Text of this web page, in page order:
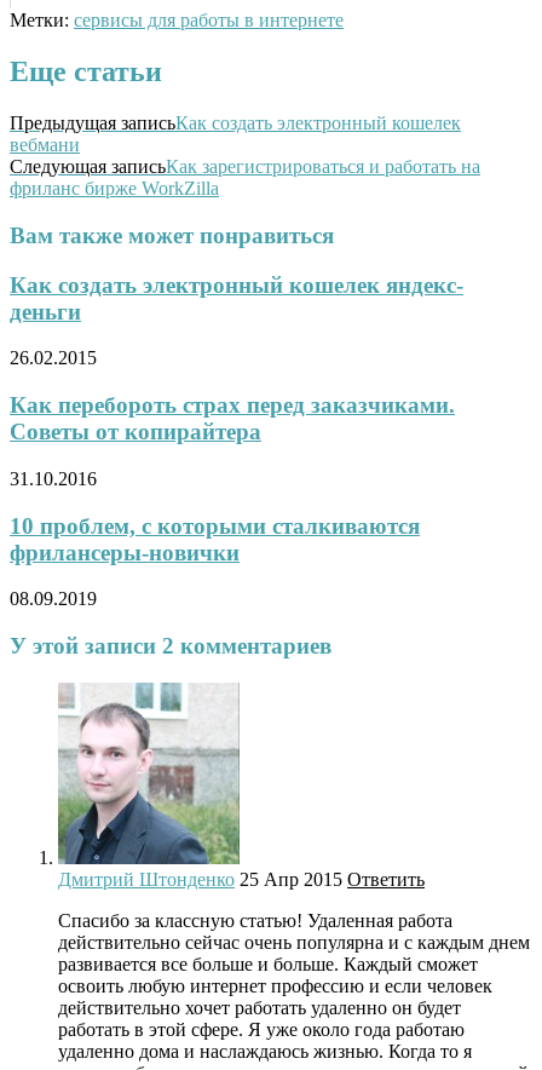
Метки: сервисы для работы в интернете
Еще статьи
Предыдущая записьКак создать электронный кошелек
вебмани
Следующая записьКак зарегистрироваться и работать на
фриланс бирже WorkZilla
Вам также может понравиться
Как создать электронный кошелек яндекс-
деньги
26.02.2015
Как перебороть страх перед заказчиками.
Советы от копирайтера
31.10.2016
10 проблем, с которыми сталкиваются
фрилансеры-новички
08.09.2019
У этой записи 2 комментариев
Дмитрий Штонденко 25 Апр 2015 Ответить
Спасибо за классную статью! Удаленная работа
действительно сейчас очень популярна и с каждым днем
развивается все больше и больше. Каждый сможет
освоить любую интернет профессию и если человек
действительно хочет работать удаленно он будет
работать в этой сфере. Я уже около года работаю
удаленно дома и наслаждаюсь жизнью. Когда то я